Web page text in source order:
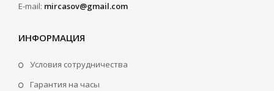
E-mail: mircasov@gmail.com
ИНФОРМАЦИЯ
Условия сотрудничества
Гарантия на часы